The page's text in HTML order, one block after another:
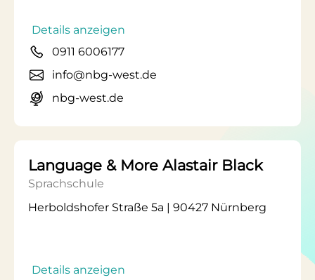
Details anzeigen
0911 6006177
info@nbg-west.de
nbg-west.de
Language & More Alastair Black
Sprachschule
Herboldshofer Straße 5a | 90427 Nürnberg
Details anzeigen